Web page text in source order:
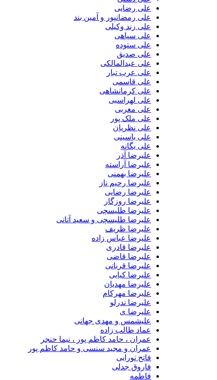
علی رضایی
علی رمضانپور و آمین بند
علی زند وکیلی
علی سپاهی
علی ستوده
علی صدیق
علی عبدالمالکی
علی عرب تبار
علی قاسمی
علی کرمانشاهی
علی لهراسبی
علی مغربی
علی ملک پور
علی نظریان
علی یاسینی
علی یگانه
علیرضا آذر
علیرضا آراسته
علیرضا بهمنی
علیرضا رحیم ناز
علیرضا رضایی
علیرضا روزگار
علیرضا طلیسچی
علیرضا طلیسچی و سعید آتانی
علیرضا ظریف
علیرضا عباس زاده
علیرضا قادری
علیرضا قاضی
علیرضا قربانی
علیرضا کیایی
علیرضا مهدیان
علیرضا مهرکام
علیرضا ندرلو
علیرضا ی
علیشمس و مهدی جهانی
عماد طالب زاده
عمران ، حامد کاظم پور ، نیما حنجر
عمران و مجید سنسی و حامد کاظم پور
فاتح نورایی
فاروق جدلی